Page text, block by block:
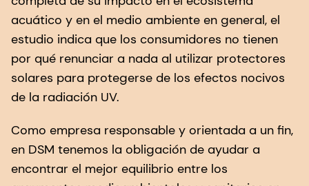
acuático y en el medio ambiente en general, el
estudio indica que los consumidores no tienen
por qué renunciar a nada al utilizar protectores
solares para protegerse de los efectos nocivos
de la radiación UV.
Como empresa responsable y orientada a un fin,
en DSM tenemos la obligación de ayudar a
encontrar el mejor equilibrio entre los